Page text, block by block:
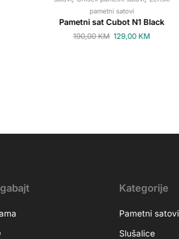
pametni satovi
Pametni sat Cubot N1 Black
190,00KM 129,00 KM
Kategorije
Pametni satovi
Slušalice